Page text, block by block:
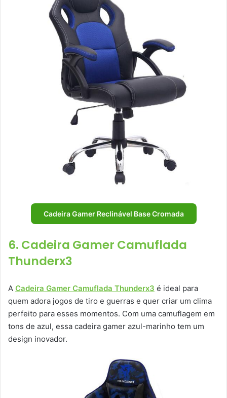
Cadeira Gamer Reclinável Base Cromada
6. Cadeira Gamer Camuflada
Thunderx3
A Cadeira Gamer Camuflada Thunderx3 é ideal para
quem adora jogos de tiro e guerras e quer criar um clima
perfeito para esses momentos. Com uma camuflagem em
tons de azul, essa cadeira gamer azul-marinho tem um
design inovador.